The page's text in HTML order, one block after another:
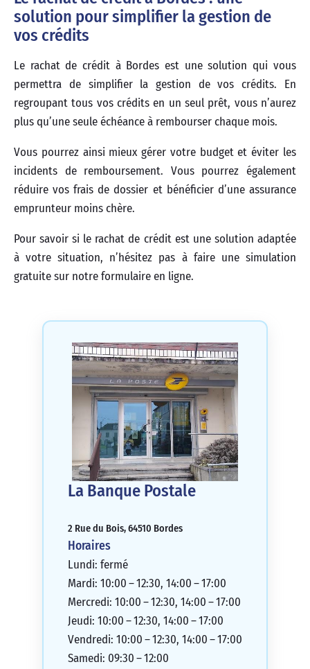
solution pour simplifier la gestion de
vos crédits
Le rachat de crédit à Bordes est une solution qui vous
permettra de simplifier la gestion de vos crédits. En
regroupant tous vos crédits en un seul prêt, vous n’aurez
plus qu’une seule échéance à rembourser chaque mois.
Vous pourrez ainsi mieux gérer votre budget et éviter les
incidents de remboursement. Vous pourrez également
réduire vos frais de dossier et bénéficier d’une assurance
emprunteur moins chère.
Pour savoir si le rachat de crédit est une solution adaptée
à votre situation, n’hésitez pas à faire une simulation
gratuite sur notre formulaire en ligne.
La Banque Postale
2 Rue du Bois, 64510 Bordes
Horaires
Lundi: fermé
Mardi: 10:00 – 12:30, 14:00 – 17:00
Mercredi: 10:00 – 12:30, 14:00 – 17:00
Jeudi: 10:00 – 12:30, 14:00 – 17:00
Vendredi: 10:00 – 12:30, 14:00 – 17:00
Samedi: 09:30 – 12:00